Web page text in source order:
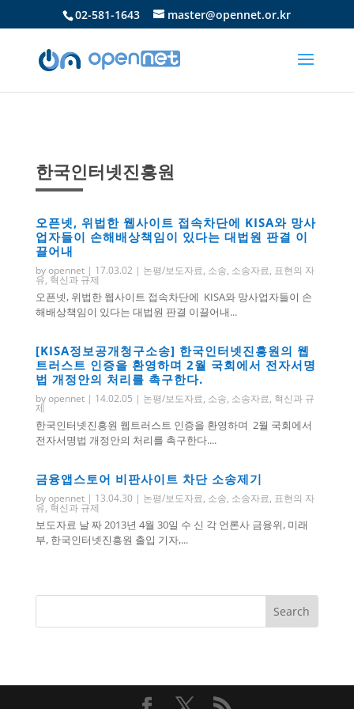
02-581-1643 master@opennet.or.kr
한국인터넷진흥원
오픈넷, 위법한 웹사이트 접속차단에 KISA와 망사
업자들이 손해배상책임이 있다는 대법원 판결 이
끌어내
byopennet| 17.03.02 | 논평/보도자료, 소송, 소송자료, 표현의 자
유, 혁신과 규제
오픈넷, 위법한 웹사이트 접속차단에 KISA와 망사업자들이 손
해배상책임이 있다는 대법원 판결 이끌어내...
[KISA정보공개청구소송] 한국인터넷진흥원의 웹
트러스트 인증을 환영하며 2월 국회에서 전자서명
법 개정안의 처리를 촉구한다.
byopennet| 14.02.05 | 논평/보도자료, 소송, 소송자료, 혁신과 규
제
한국인터넷진흥원 웹트러스트 인증을 환영하며 2월 국회에서
전자서명법 개정안의 처리를 촉구한다....
금융앱스토어 비판사이트 차단 소송제기
byopennet| 13.04.30 | 논평/보도자료, 소송, 소송자료, 표현의 자
유, 혁신과 규제
보도자료 날 짜 2013년 4월 30일 수 신 각 언론사 금융위, 미래
부, 한국인터넷진흥원 출입 기자,...